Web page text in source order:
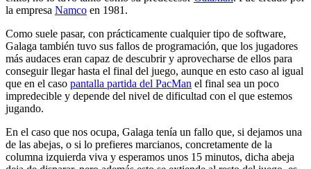
la empresa Namco en 1981.
Como suele pasar, con prácticamente cualquier tipo de software,
Galaga también tuvo sus fallos de programación, que los jugadores
más audaces eran capaz de descubrir y aprovecharse de ellos para
conseguir llegar hasta el final del juego, aunque en esto caso al igual
que en el caso pantalla partida del PacMan el final sea un poco
impredecible y depende del nivel de dificultad con el que estemos
jugando.
En el caso que nos ocupa, Galaga tenía un fallo que, si dejamos una
de las abejas, o si lo prefieres marcianos, concretamente de la
columna izquierda viva y esperamos unos 15 minutos, dicha abeja